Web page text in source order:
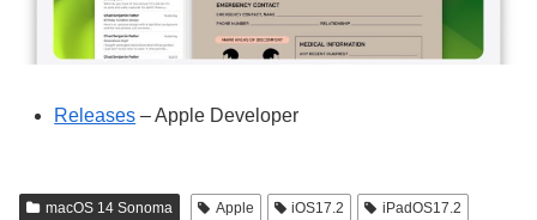
Releases – Apple Developer
macOS 14 Sonoma Apple iOS17.2
iPadOS17.2